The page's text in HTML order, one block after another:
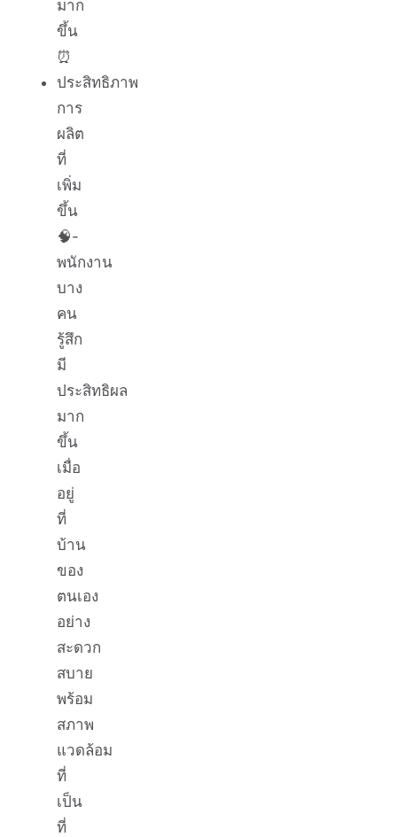
มาก
ขึ้น
⏰
ประสิทธิภาพ
การ
ผลิต
ที่
เพิ่ม
ขึ้น
🧠-
พนักงาน
บาง
คน
รู้สึก
มี
ประสิทธิผล
มาก
ขึ้น
เมื่อ
อยู่
ที่
บ้าน
ของ
ตนเอง
อย่าง
สะดวก
สบาย
พร้อม
สภาพ
แวดล้อม
ที่
เป็น
ที่